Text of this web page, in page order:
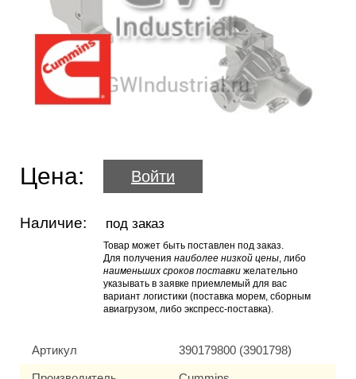
Цена: Войти
Наличие: под заказ
Товар может быть поставлен под заказ.
Для получения наиболее низкой цены, либо
наименьших сроков поставки желательно
указывать в заявке приемлемый для вас
вариант логистики (поставка морем, сборным
авиагрузом, либо экспресс-поставка).
Артикул 390179800 (3901798)